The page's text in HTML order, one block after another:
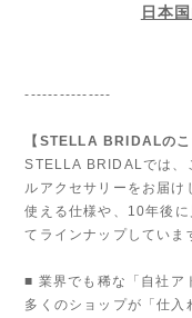
日本
---------------
【STELLA BRIDALのこ
STELLA BRIDALでは、
ルアクセサリーをお届け
使える仕様や、10年後
てラインナップしていま
■ 業界でも稀な「自社ア
多くのショップが「仕入